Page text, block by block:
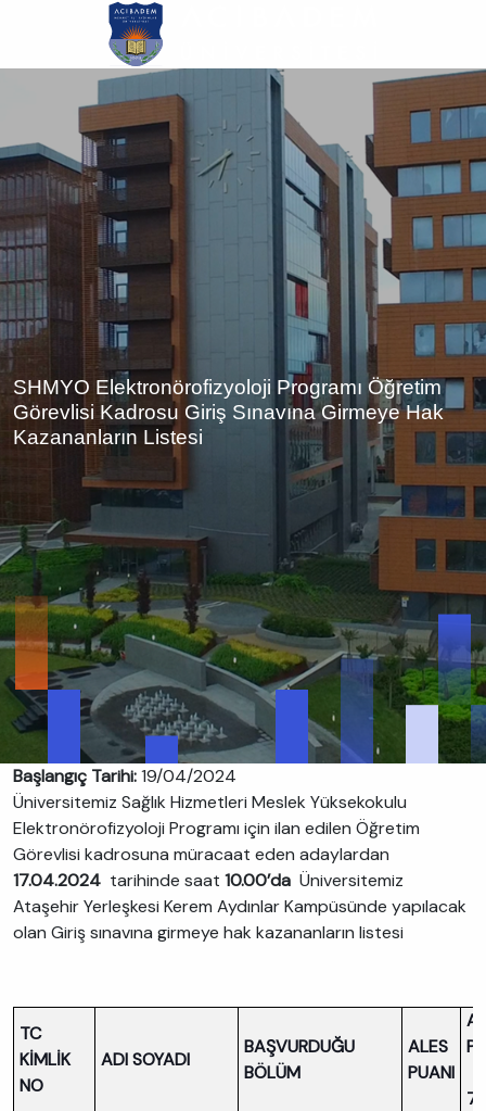
atla
SHMYO Elektronörofizyoloji Programı Öğretim
Görevlisi Kadrosu Giriş Sınavına Girmeye Hak
Kazananların Listesi
Başlangıç Tarihi:19/04/2024
Üniversitemiz Sağlık Hizmetleri Meslek Yüksekokulu
Elektronörofizyoloji Programı için ilan edilen Öğretim
Görevlisi kadrosuna müracaat eden adaylardan
17.04.2024 tarihinde saat 10.00’da Üniversitemiz
Ataşehir Yerleşkesi Kerem Aydınlar Kampüsünde yapılacak
olan Giriş sınavına girmeye hak kazananların listesi
TC
KİMLİK
NO
ADI SOYADI
BAŞVURDUĞU
BÖLÜM
ALES
PUANI